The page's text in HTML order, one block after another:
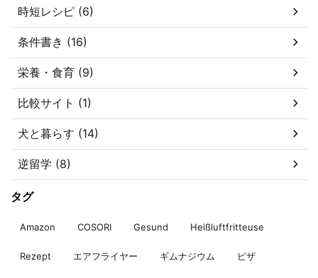
時短レシピ (6)
条件書き (16)
栄養・食育 (9)
比較サイト (1)
犬と暮らす (14)
逆留学 (8)
タグ
Amazon COSORI Gesund Heißluftfritteuse
Rezept エアフライヤー ギムナジウム ピザ